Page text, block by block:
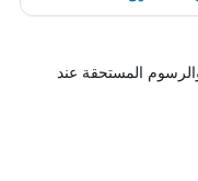
المستحقة عند